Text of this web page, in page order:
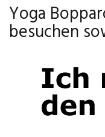
Yoga
besuchen